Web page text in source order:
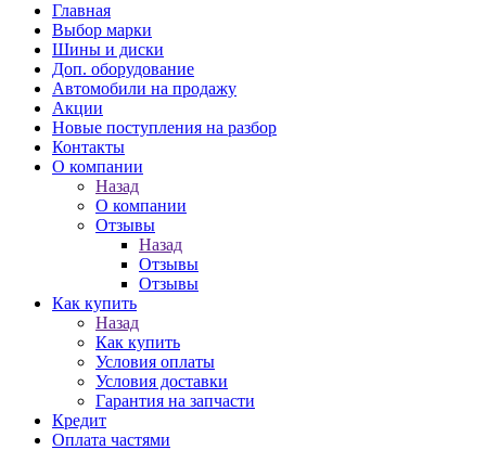
Главная
Выбор марки
Шины и диски
Доп. оборудование
Автомобили на продажу
Акции
Новые поступления на разбор
Контакты
О компании
Назад
О компании
Отзывы
Назад
Отзывы
Отзывы
Как купить
Назад
Как купить
Условия оплаты
Условия доставки
Гарантия на запчасти
Кредит
Оплата частями